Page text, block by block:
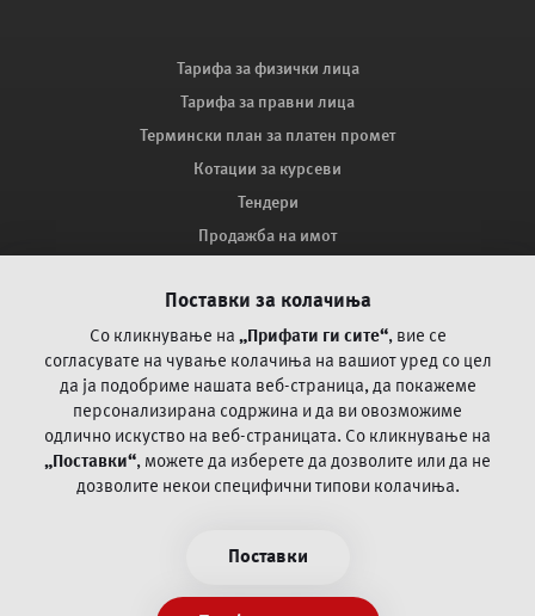
Тарифа за физички лица
Тарифа за правни лица
Термински план за платен промет
Котации за курсеви
Тендери
Продажба на имот
Како ве заштитува ПроКредит Банка?
Поплака за оспорување на платежни трансакции со
картичка
Често поставувани прашања
Пофалби и поплаки
услуги и платни системи
Политика за приватност
Поставки за колачиња
Со кликнување на „Прифати ги сите“, вие се
согласувате на чување колачиња на вашиот уред со цел
да ја подобриме нашата веб-страница, да покажеме
персонализирана содржина и да ви овозможиме
одлично искуство на веб-страницата. Со кликнување на
„Поставки“, можете да изберете да дозволите или да не
дозволите некои специфични типови колачиња.
Поставки